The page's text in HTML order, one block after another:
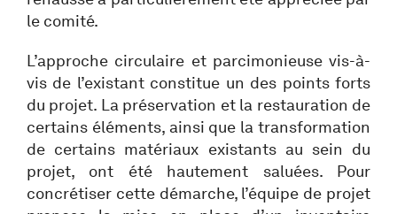
le comité.
L’approche circulaire et parcimonieuse vis-à-
vis de l’existant constitue un des points forts
du projet. La préservation et la restauration de
certains éléments, ainsi que la transformation
de certains matériaux existants au sein du
projet, ont été hautement saluées. Pour
concrétiser cette démarche, l’équipe de projet